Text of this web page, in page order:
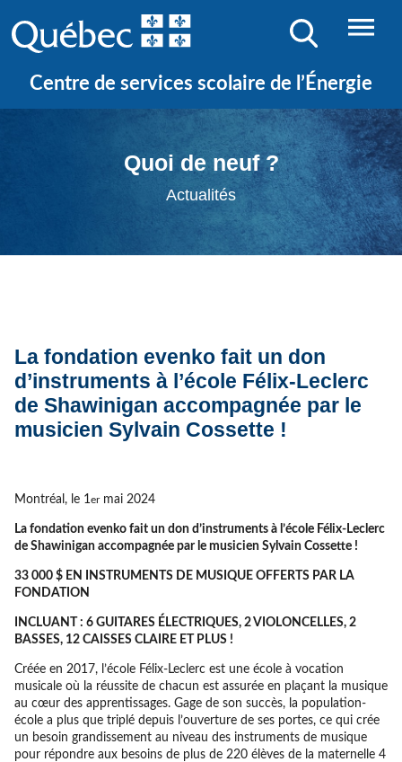
Centre de services scolaire de l’Énergie
Quoi de neuf ?
Actualités
La fondation evenko fait un don
d’instruments à l’école Félix-Leclerc
de Shawinigan accompagnée par le
musicien Sylvain Cossette !
Montréal, le 1 ermai 2024
La fondation evenko fait un don d’instruments à l’école Félix-Leclerc
de Shawinigan accompagnée par le musicien Sylvain Cossette !
33 000 $ EN INSTRUMENTS DE MUSIQUE OFFERTS PAR LA
FONDATION
INCLUANT : 6 GUITARES ÉLECTRIQUES, 2 VIOLONCELLES, 2
BASSES, 12 CAISSES CLAIRE ET PLUS !
Créée en 2017, l’école Félix-Leclerc est une école à vocation
musicale où la réussite de chacun est assurée en plaçant la musique
au cœur des apprentissages. Gage de son succès, la population-
école a plus que triplé depuis l’ouverture de ses portes, ce qui crée
un besoin grandissement au niveau des instruments de musique
pour répondre aux besoins de plus de 220 élèves de la maternelle 4